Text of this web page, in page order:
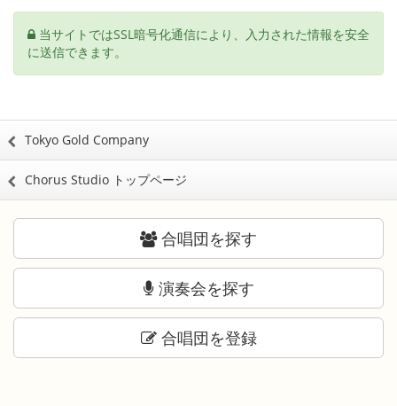
当サイトではSSL暗号化通信により、入力された情報を安全
に送信できます。
Tokyo Gold Company
Chorus Studio トップページ
合唱団を探す
演奏会を探す
合唱団を登録